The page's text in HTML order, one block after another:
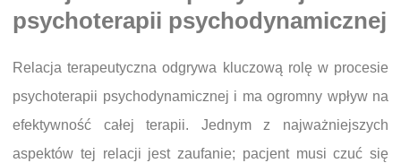
psychoterapii psychodynamicznej
Relacja terapeutyczna odgrywa kluczową rolę w procesie
psychoterapii psychodynamicznej i ma ogromny wpływ na
efektywność całej terapii. Jednym z najważniejszych
aspektów tej relacji jest zaufanie; pacjent musi czuć się